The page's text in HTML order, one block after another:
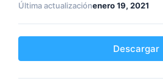
Última actualizaciónenero 19, 2021
Descargar